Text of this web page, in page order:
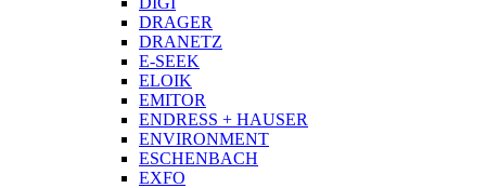
DRAGER
DRANETZ
E-SEEK
ELOIK
EMITOR
ENDRESS + HAUSER
ENVIRONMENT
ESCHENBACH
EXFO